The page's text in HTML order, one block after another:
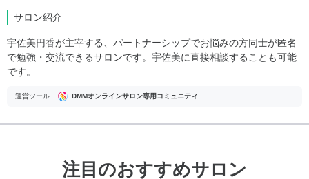
サロン紹介
宇佐美円香が主宰する、パートナーシップでお悩みの方同士が匿名
で勉強・交流できるサロンです。宇佐美に直接相談することも可能
です。
運営ツール DMMオンラインサロン専用コミュニティ
注目のおすすめサロン